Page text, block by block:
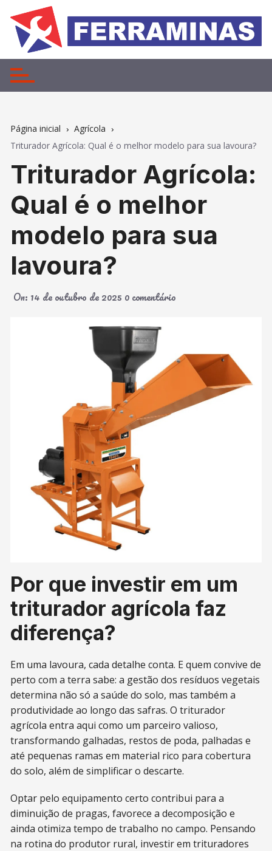
para
conteúdo
Página inicial
Agrícola
Triturador Agrícola: Qual é o melhor modelo para sua lavoura?
Triturador Agrícola:
Qual é o melhor
modelo para sua
lavoura?
On: 14 de outubro de 2025 0 comentário
Por que investir em um
triturador agrícola faz
diferença?
Em uma lavoura, cada detalhe conta. E quem convive de
perto com a terra sabe: a gestão dos resíduos vegetais
determina não só a saúde do solo, mas também a
produtividade ao longo das safras. O triturador
agrícola entra aqui como um parceiro valioso,
transformando galhadas, restos de poda, palhadas e
até pequenas ramas em material rico para cobertura
do solo, além de simplificar o descarte.
Optar pelo equipamento certo contribui para a
diminuição de pragas, favorece a decomposição e
ainda otimiza tempo de trabalho no campo. Pensando
na rotina do produtor rural, investir em trituradores